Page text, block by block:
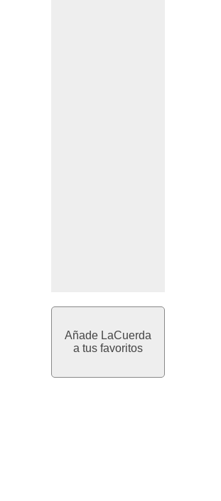
Añade LaCuerda
a tus favoritos